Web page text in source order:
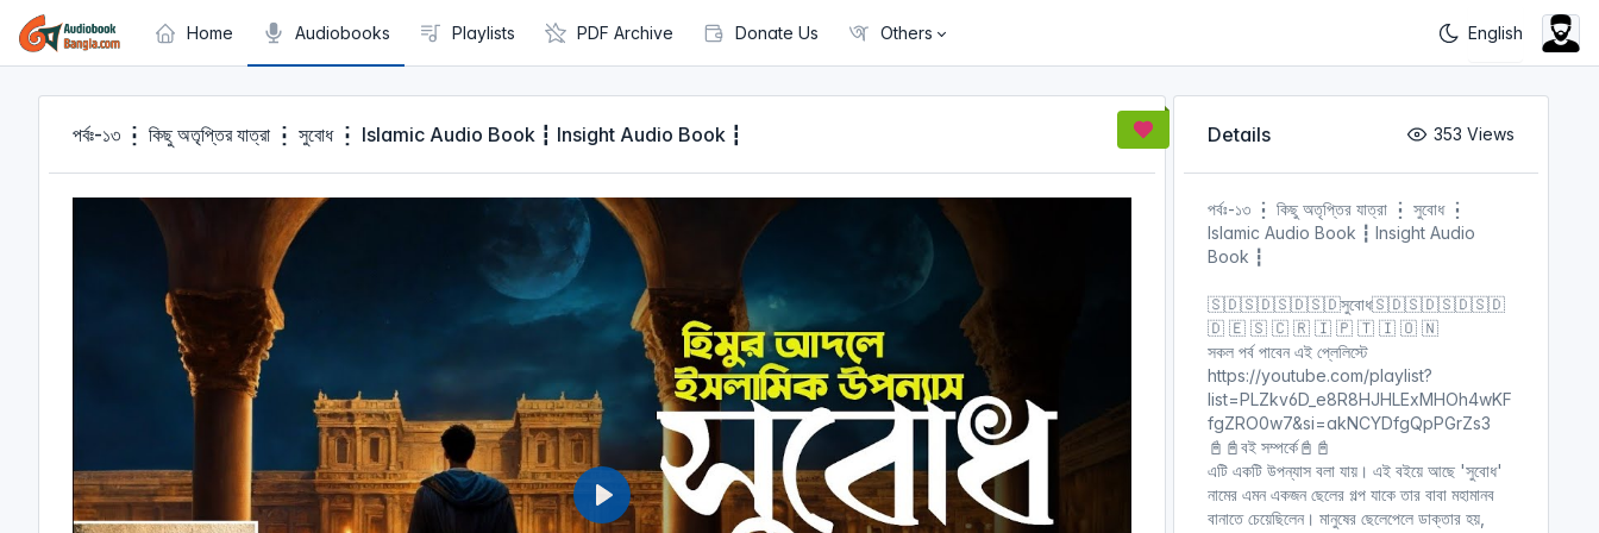
Cookies management panel
Home
Audiobooks Playlists PDF Archive Donate Us Others
পর্বঃ-১৩ ┇ কিছু অতৃপ্তির যাত্রা ┇ সুবোধ ┇ Islamic Audio Book ┇ Insight Audio Book ┇
P
Details 353 Views
পর্বঃ-১৩ ┇ কিছু অতৃপ্তির যাত্রা ┇ সুবোধ ┇
Islamic Audio Book ┇ Insight Audio
Book ┇
🇸🇩🇸🇩🇸🇩🇸🇩সুবোধ🇸🇩🇸🇩🇸🇩🇸🇩
🇩 🇪 🇸 🇨 🇷 🇮 🇵 🇹 🇮 🇴 🇳
সকল পর্ব পাবেন এই প্লেলিস্টে
https://youtube.com/playlist?
list=PLZkv6D_e8R8HJHLExMHOh4wKF
fgZRO0w7&si=akNCYDfgQpPGrZs3
📓📓বই সম্পর্কে📓📓
এটি একটি উপন্যাস বলা যায়। এই বইয়ে আছে 'সুবোধ'
নামের এমন একজন ছেলের গল্প যাকে তার বাবা মহামানব
বানাতে চেয়েছিলেন। মানুষের ছেলেপেলে ডাক্তার হয়,